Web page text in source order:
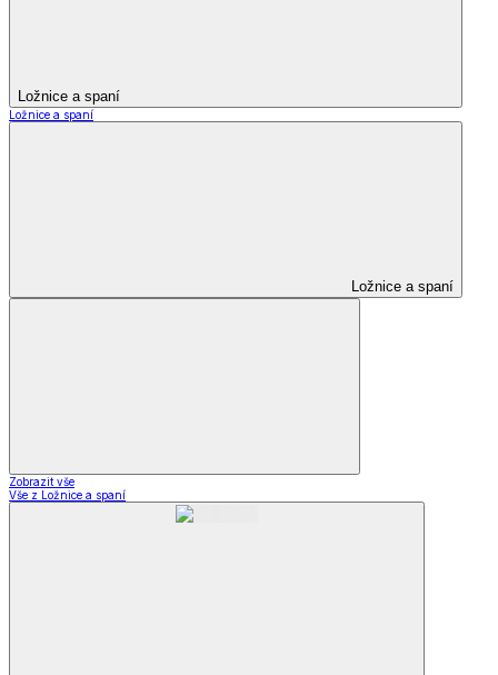
Ložnice a spaní
Ložnice a spaní
Ložnice a spaní
Zobrazit vše
Vše z Ložnice a spaní